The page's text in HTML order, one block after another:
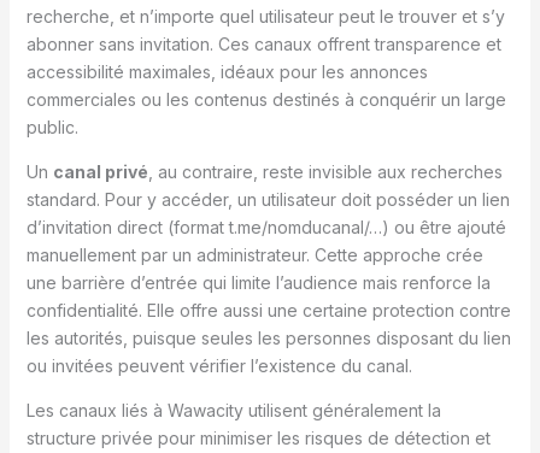
recherche, et n’importe quel utilisateur peut le trouver et s’y
abonner sans invitation. Ces canaux offrent transparence et
accessibilité maximales, idéaux pour les annonces
commerciales ou les contenus destinés à conquérir un large
public.
Un canal privé , au contraire, reste invisible aux recherches
standard. Pour y accéder, un utilisateur doit posséder un lien
d’invitation direct (format t.me/nomducanal/…) ou être ajouté
manuellement par un administrateur. Cette approche crée
une barrière d’entrée qui limite l’audience mais renforce la
confidentialité. Elle offre aussi une certaine protection contre
les autorités, puisque seules les personnes disposant du lien
ou invitées peuvent vérifier l’existence du canal.
Les canaux liés à Wawacity utilisent généralement la
structure privée pour minimiser les risques de détection et